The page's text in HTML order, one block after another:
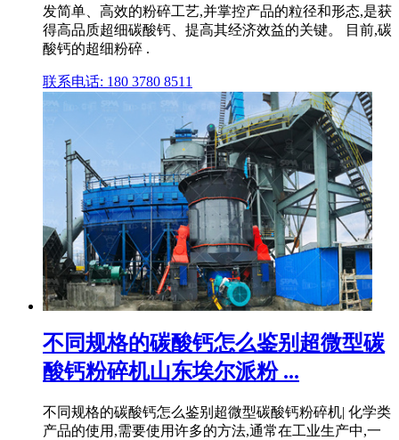
发简单、高效的粉碎工艺,并掌控产品的粒径和形态,是获
得高品质超细碳酸钙、提高其经济效益的关键。 目前,碳
酸钙的超细粉碎 .
联系电话: 180 3780 8511
不同规格的碳酸钙怎么鉴别超微型碳
酸钙粉碎机山东埃尔派粉 ...
不同规格的碳酸钙怎么鉴别超微型碳酸钙粉碎机| 化学类
产品的使用,需要使用许多的方法,通常在工业生产中,一